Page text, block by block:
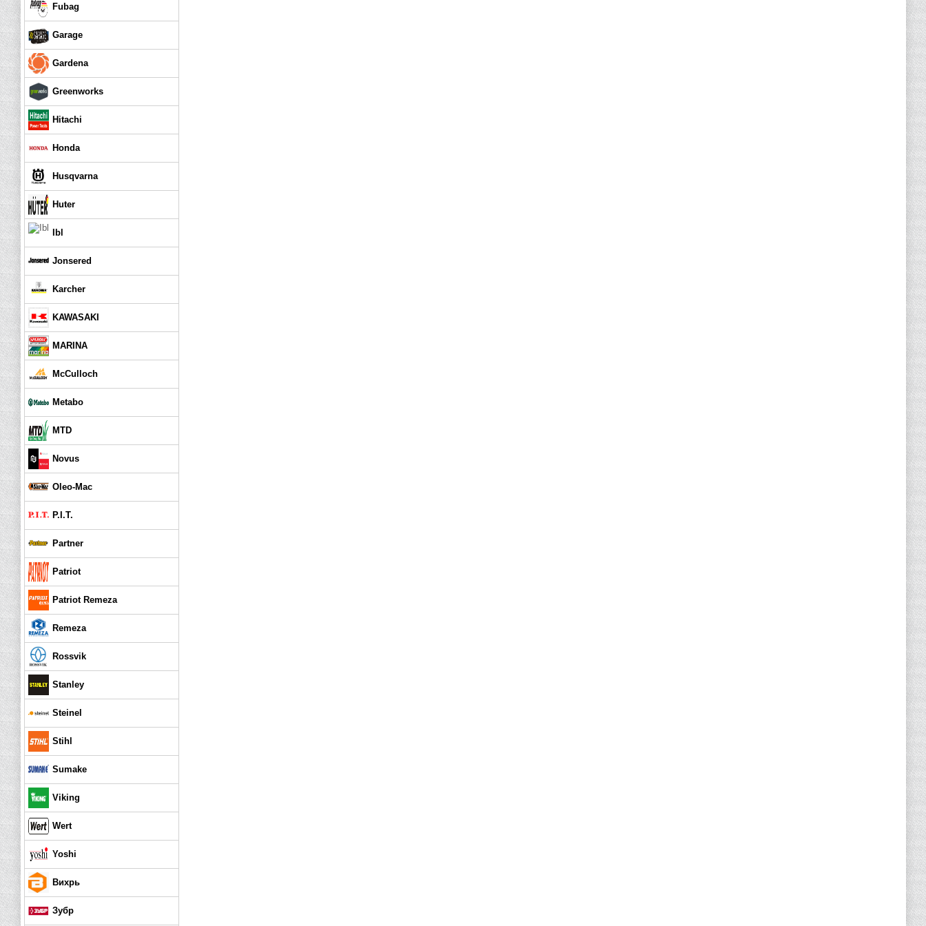
Fubag
Garage
Gardena
Greenworks
Hitachi
Honda
Husqvarna
Huter
Ibl
Jonsered
Karcher
KAWASAKI
MARINA
McCulloch
Metabo
MTD
Novus
Oleo-Mac
P.I.T.
Partner
Patriot
Patriot Remeza
Remeza
Rossvik
Stanley
Steinel
Stihl
Sumake
Viking
Wert
Yoshi
Вихрь
Зубр